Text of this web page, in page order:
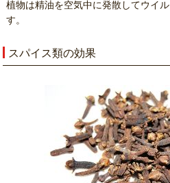
植物は精油を空気中に発散してウイ
す。
スパイス類の効果